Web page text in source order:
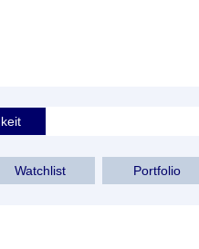
Watchlist Portfolio